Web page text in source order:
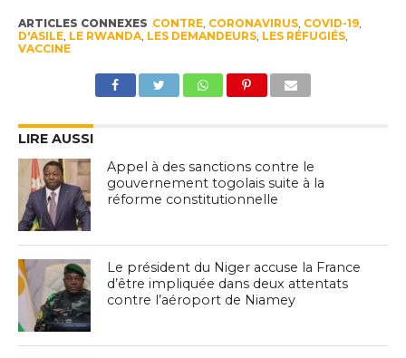
ARTICLES CONNEXES CONTRE, CORONAVIRUS, COVID-19,
D'ASILE, LE RWANDA, LES DEMANDEURS, LES RÉFUGIÉS,
VACCINE
LIRE AUSSI
Appel à des sanctions contre le
gouvernement togolais suite à la
réforme constitutionnelle
Le président du Niger accuse la France
d’être impliquée dans deux attentats
contre l’aéroport de Niamey